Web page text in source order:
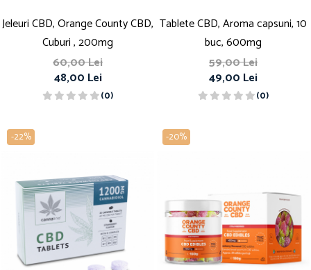
Jeleuri CBD, Orange County CBD,
Cuburi , 200mg
60,00 Lei
48,00 Lei
(0)
Tablete CBD, Aroma capsuni, 10
buc, 600mg
59,00 Lei
49,00 Lei
(0)
-22% -20%